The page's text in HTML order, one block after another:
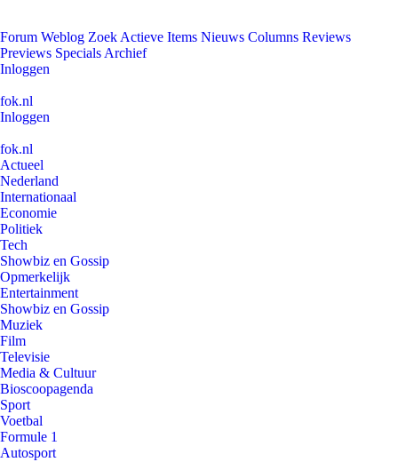
Forum Weblog Zoek Actieve Items Nieuws Columns Reviews
Previews Specials Archief
Inloggen
fok.nl
Inloggen
fok.nl
Actueel
Nederland
Internationaal
Economie
Politiek
Tech
Showbiz en Gossip
Opmerkelijk
Entertainment
Showbiz en Gossip
Muziek
Film
Televisie
Media & Cultuur
Bioscoopagenda
Sport
Voetbal
Formule 1
Autosport